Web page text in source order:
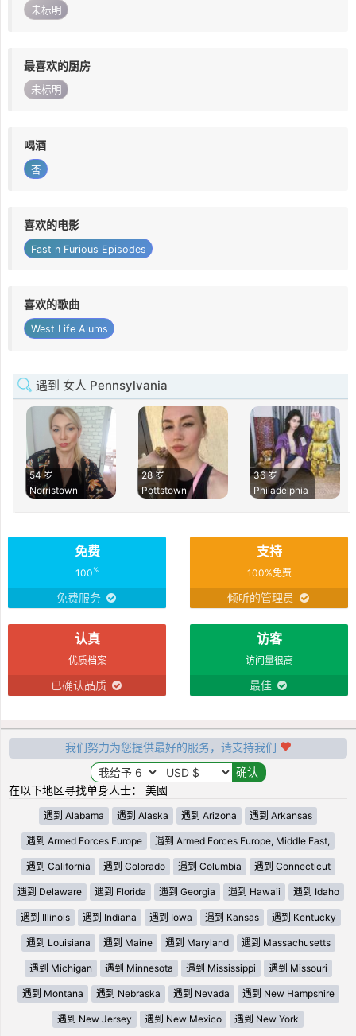
未标明
最喜欢的厨房
未标明
喝酒
否
喜欢的电影
Fast n Furious Episodes
喜欢的歌曲
West Life Alums
遇到 女人 Pennsylvania
54 岁
Norristown
28 岁
Pottstown
36 岁
Philadelphia
免费
100%
免费服务
支持
100%免费
倾听的管理员
认真
优质档案
已确认品质
访客
访问量很高
最佳
我们努力为您提供最好的服务，请支持我们
在以下地区寻找单身人士： 美國
遇到 Alabama 遇到 Alaska 遇到 Arizona 遇到 Arkansas
遇到 Armed Forces Europe 遇到 Armed Forces Europe, Middle East,
遇到 California 遇到 Colorado 遇到 Columbia 遇到 Connecticut
遇到 Delaware 遇到 Florida 遇到 Georgia 遇到 Hawaii 遇到 Idaho
遇到 Illinois 遇到 Indiana 遇到 Iowa 遇到 Kansas 遇到 Kentucky
遇到 Louisiana 遇到 Maine 遇到 Maryland 遇到 Massachusetts
遇到 Michigan 遇到 Minnesota 遇到 Mississippi 遇到 Missouri
遇到 Montana 遇到 Nebraska 遇到 Nevada 遇到 New Hampshire
遇到 New Jersey 遇到 New Mexico 遇到 New York